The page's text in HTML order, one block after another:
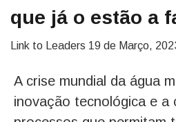
que já o estão a
Link to Leaders 19 de Março,
A crise mundial da água
inovação tecnológica e a